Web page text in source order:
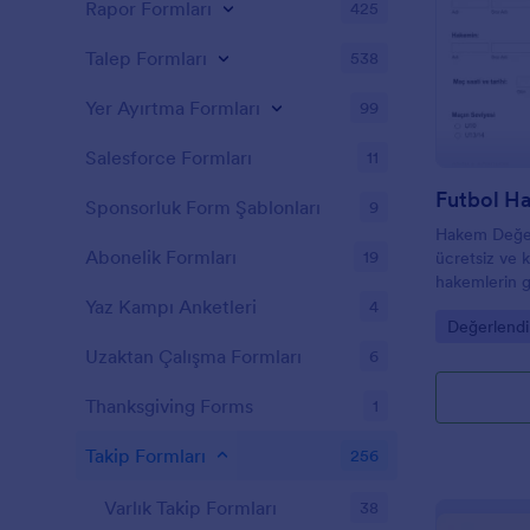
Hakem
ücretsiz ve
hakemlerin
cesaret,
eklemek
Go to
Rapor Formları 425
Talep Formları 538
Yer Ayırtma Formları 99
Salesforce Formları 11
Sponsorluk Form Şablonları 9
Abonelik Formları 19
Yaz Kampı Anketleri 4
Uzaktan Çalışma Formları 6
Thanksgiving Forms 1
Takip Formları 256
Varlık Takip Formları 38